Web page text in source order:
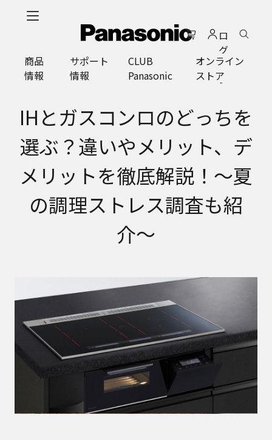
ロ
グ
イ
ン
商品
情報
サポート
情報
CLUB
Panasonic
オンライン
ストア
IHとガスコンロのどっちを
選ぶ？違いやメリット、デ
メリットを徹底解説！〜夏
の調理ストレス調査も紹
介〜